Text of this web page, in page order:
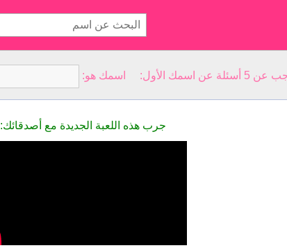
الأول: اسمك هو:
جرب هذه اللعبة الجديدة مع أصدقائك: